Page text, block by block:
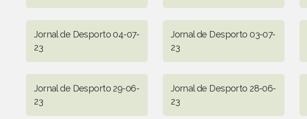
Jornal de Desporto 04-07-
23
Jornal de Desporto 03-07-
23
Jornal de Desporto 29-06-
23
Jornal de Desporto 28-06-
23